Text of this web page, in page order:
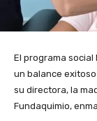
El programa social
un balance
su directora, la
Fundaquimio,